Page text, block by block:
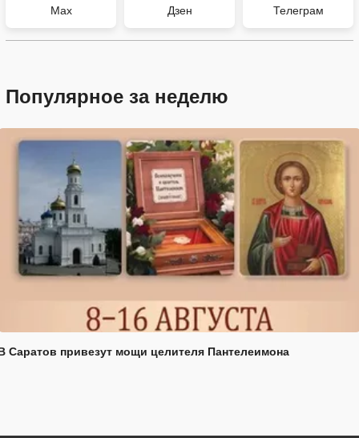
Max Дзен Телеграм
Популярное за неделю
Саратов привезут мощи целителя Пантелеимона